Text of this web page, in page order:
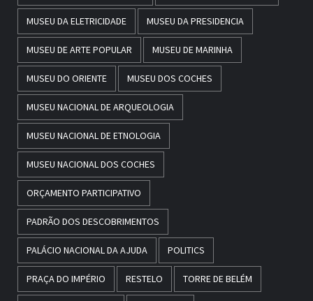
MUSEU DA ELETRICIDADE MUSEU DA PRESIDENCIA
MUSEU DE ARTE POPULAR MUSEU DE MARINHA
MUSEU DO ORIENTE MUSEU DOS COCHES
MUSEU NACIONAL DE ARQUEOLOGIA
MUSEU NACIONAL DE ETNOLOGIA
MUSEU NACIONAL DOS COCHES
ORÇAMENTO PARTICIPATIVO
PADRÃO DOS DESCOBRIMENTOS
PALÁCIO NACIONAL DA AJUDA POLITICS
PRAÇA DO IMPÉRIO RESTELO TORRE DE BELÉM